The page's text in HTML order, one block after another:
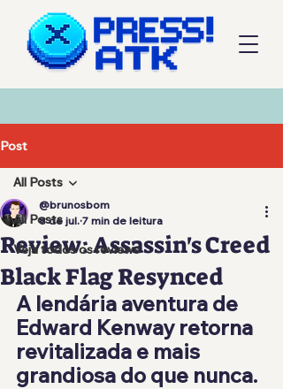
Post
All Posts
Veja todos os reviews
All Posts
Review: Assassin's Creed
Black Flag Resynced
@brunosbom
8 de jul. 7 min de leitura
A lendária aventura de
Edward Kenway retorna
revitalizada e mais
grandiosa do que nunca.